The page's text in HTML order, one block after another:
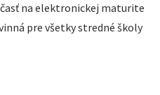
na elektronickej maturite
pre všetky stredné školy